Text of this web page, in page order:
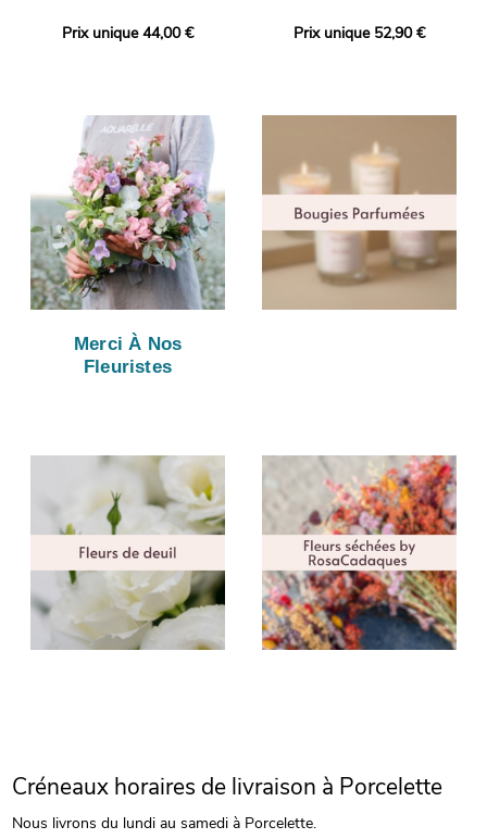
Prix unique 44,00 € Prix unique 52,90 €
Merci À Nos
Fleuristes
Créneaux horaires de livraison à Porcelette
Nous livrons du lundi au samedi à Porcelette.